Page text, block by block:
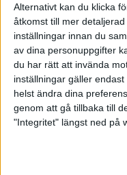
Alternativt kan du klicka
åtkomst till mer
inställningar innan du
av dina personuppgifter
du har rätt att invända
inställningar gäller
helst ändra dina
genom att gå tillbaka till
"Integritet" längst ned på
Själva loppet blev
främsta fastställdes
9.8. Andreas
med ett kontrollerat lopp
före Hans Nilsson.
För övrigt var det en
tycktes det, sprang 4
gott tempo.